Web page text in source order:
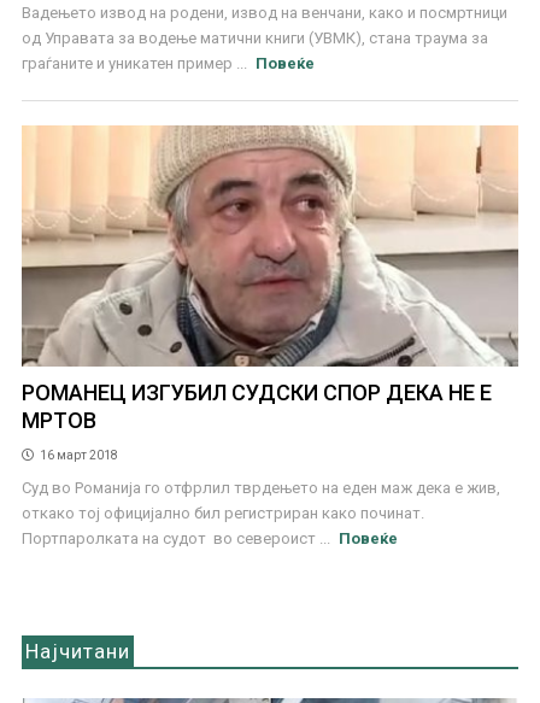
Вадењето извод на родени, извод на венчани, како и посмртници
од Управата за водење матични книги (УВМК), стана траума за
граѓаните и уникатен пример ...
Повеќе
РОМАНЕЦ ИЗГУБИЛ СУДСКИ СПОР ДЕКА НЕ Е
МРТОВ
16 март 2018
Суд во Романија го отфрлил тврдењето на еден маж дека е жив,
откако тој официјално бил регистриран како починат.
Портпаролката на судот во североист ...
Повеќе
Најчитани